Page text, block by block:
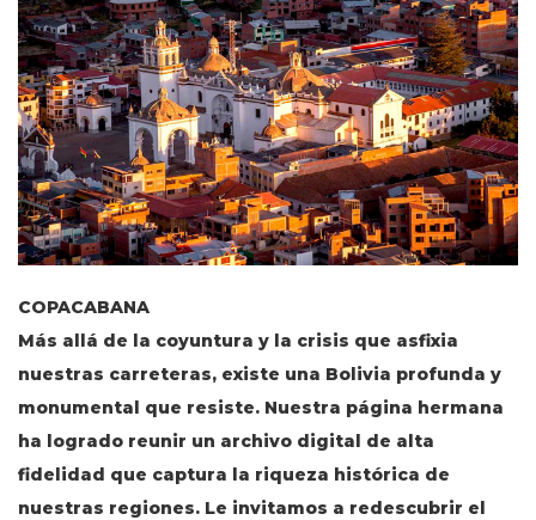
COPACABANA
Más allá de la coyuntura y la crisis que asfixia
nuestras carreteras, existe una Bolivia profunda y
monumental que resiste. Nuestra página hermana
ha logrado reunir un archivo digital de alta
fidelidad que captura la riqueza histórica de
nuestras regiones. Le invitamos a redescubrir el